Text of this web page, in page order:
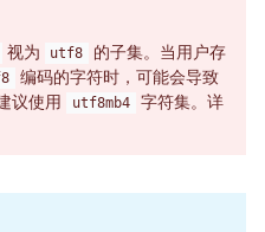
视为 utf8
的子集。当用户存
编码的字符时，可能会导致
议使用
utf8mb4
字符集。详